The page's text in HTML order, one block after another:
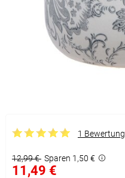
1 Bewertung
12,99 € Sparen 1,50 €
11,49 €